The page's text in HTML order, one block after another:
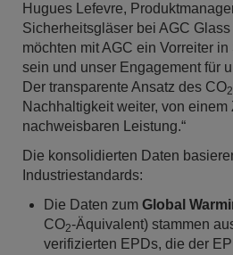
Hugues Lefevre,
Sicherheitsgläser bei AGC
möchten mit AGC ein Vorreiter
sein und unser Engagement für
Der transparente Ansatz des CO2
Nachhaltigkeit weiter, von einem
nachweisbaren Leistung.“
Die konsolidierten Daten
Industriestandards:
Die Daten zum Global
CO2-Äquivalent) stammen
verifizierten EPDs, die der